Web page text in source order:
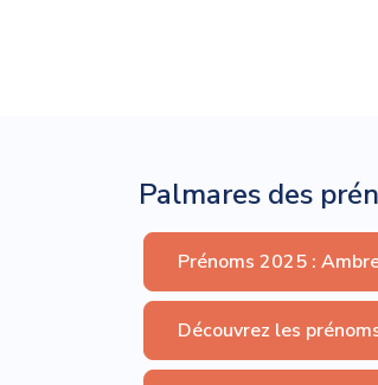
Palmares des
Prénoms 2025 :
Découvrez les